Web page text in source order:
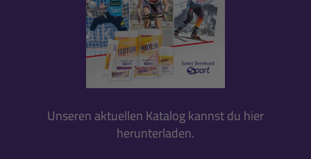
Unseren aktuellen Katalog kannst du hier
herunterladen.